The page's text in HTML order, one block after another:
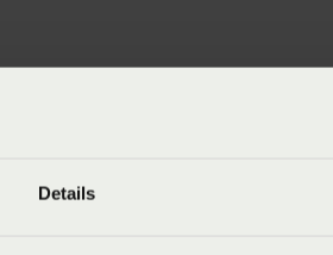
Details
het product in de winkel